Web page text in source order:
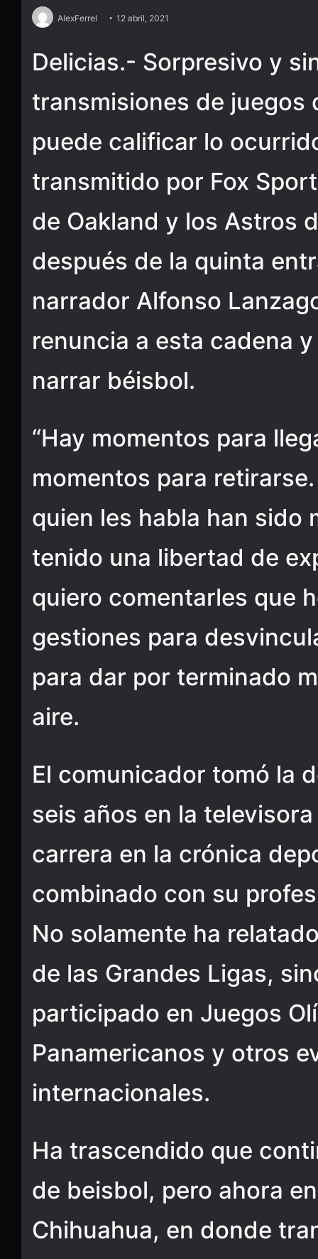
AlexFerrel 12 abril, 2021
Delicias.- Sorpresivo y
transmisiones de juegos
puede calificar lo
transmitido por Fox
de Oakland y los Astros
después de la quinta
narrador Alfonso
renuncia a esta cadena
narrar béisbol.
“Hay momentos para
momentos para
quien les habla han sido
tenido una libertad de
quiero comentarles que
gestiones para
para dar por terminado
aire.
El comunicador tomó la
seis años en la
carrera en la crónica
combinado con su
No solamente ha
de las Grandes Ligas,
participado en Juegos
Panamericanos y otros
internacionales.
Ha trascendido que
de beisbol, pero ahora
Chihuahua, en donde